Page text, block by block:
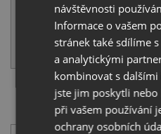
IHNED K
SET Aquastone LOTOS 30
návštěvnosti
Informace o vašem
stránek také sdílíme
a analytickými
kombinovat s
jste jim poskytli
při vašem používání
ochrany osobních